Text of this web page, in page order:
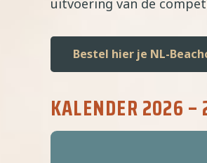
uitvoering van de
Bestel hier je NL-
KALENDER 2026 –